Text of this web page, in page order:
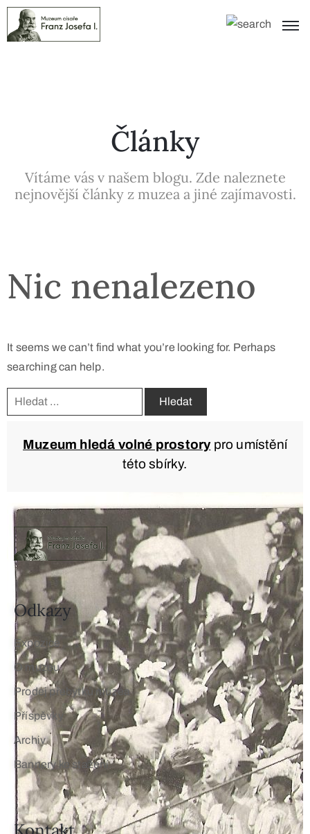
Články
Vítáme vás v našem blogu. Zde naleznete
nejnovější články z muzea a jiné zajímavosti.
Nic nenalezeno
It seems we can’t find what you’re looking for. Perhaps
searching can help.
Muzeum hledá volné prostorypro umístění
této sbírky.
Odkazy
Expozice
O muzeu
Prodej přebytků muzea
Příspěvky
Archiv
Bannery ke stažení